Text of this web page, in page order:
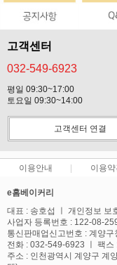
고객센터
032-549-6923
평일 09:30~17:00
토요일 09:30~14:00
고객센터 연결
이용안내 이용약
e홈베이커리
대표 : 송호섭 ㅣ 개인정보 보
사업자 등록번호 : 122-08-
통신판매업신고번호 : 계양
전화 : 032-549-6923 ㅣ 팩
주소 : 인천광역시 계양구 계